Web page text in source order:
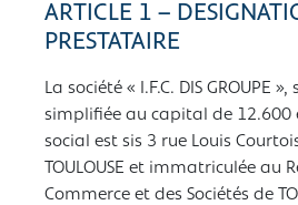
ARTICLE 1 –
PRESTATAIRE
La société « I.F.C. DIS GROUPE
simplifiée au capital de 12.600
social est sis 3 rue Louis
TOULOUSE et immatriculée au
Commerce et des Sociétés de